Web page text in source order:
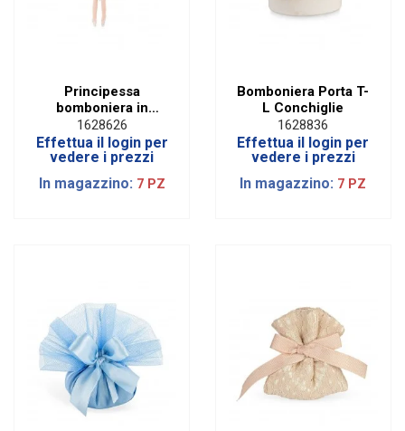
Principessa
bomboniera in
stoffa con tulle
bianco H 23 cm
1628626
Effettua il login per
vedere i prezzi
In magazzino: 7 PZ
Bomboniera Porta T-
L Conchiglie
1628836
Effettua il login per
vedere i prezzi
In magazzino: 7 PZ